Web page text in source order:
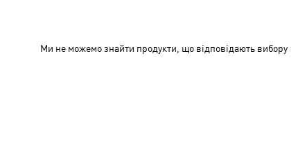
Ми не можемо знайти продукти, що відповідають вибору